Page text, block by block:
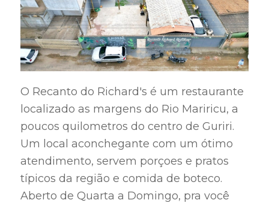
O Recanto do Richard's é um restaurante
localizado as margens do Rio Mariricu, a
poucos quilometros do centro de Guriri.
Um local aconchegante com um ótimo
atendimento, servem porçoes e pratos
típicos da região e comida de boteco.
Aberto de Quarta a Domingo, pra você